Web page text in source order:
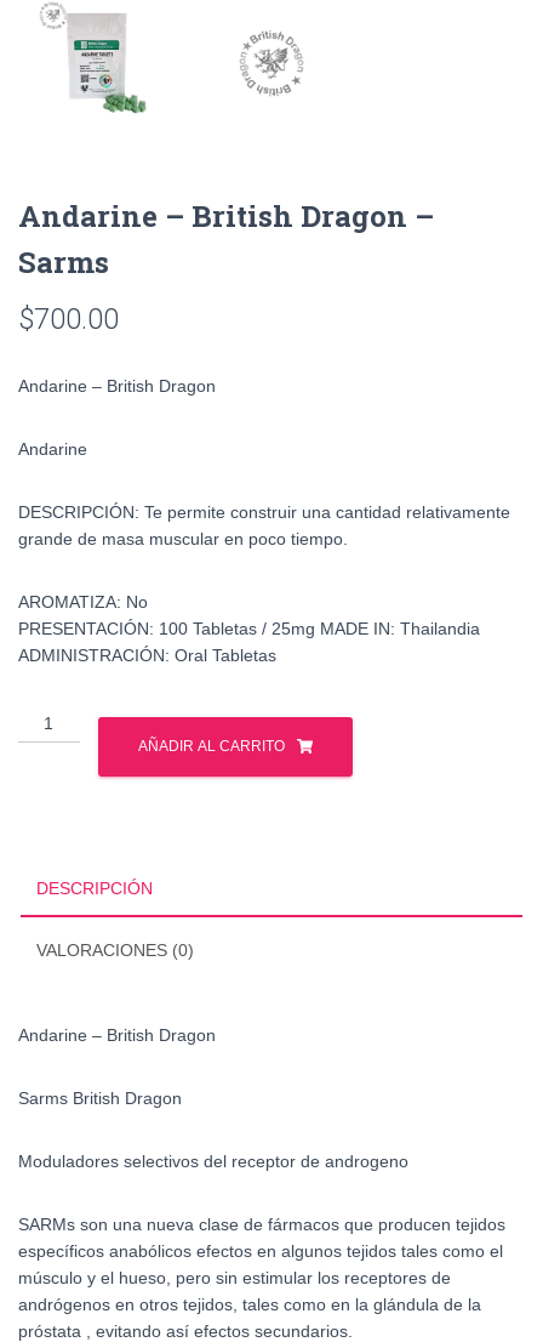
Andarine – British Dragon –
Sarms
$700.00
Andarine – British Dragon
Andarine
DESCRIPCIÓN: Te permite construir una cantidad relativamente
grande de masa muscular en poco tiempo.
AROMATIZA: No
PRESENTACIÓN: 100 Tabletas / 25mg MADE IN: Thailandia
ADMINISTRACIÓN: Oral Tabletas
Andarine
-
AÑADIR AL CARRITO
DESCRIPCIÓN
VALORACIONES (0)
Andarine – British Dragon
Sarms British Dragon
Moduladores selectivos del receptor de androgeno
SARMs son una nueva clase de fármacos que producen tejidos
específicos anabólicos efectos en algunos tejidos tales como el
músculo y el hueso, pero sin estimular los receptores de
andrógenos en otros tejidos, tales como en la glándula de la
próstata , evitando así efectos secundarios.